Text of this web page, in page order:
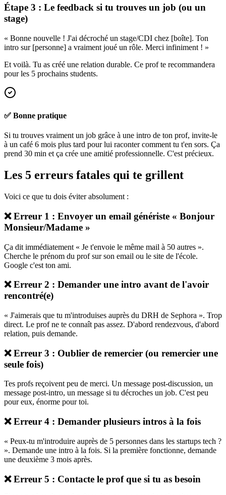
Étape 3 : Le feedback si tu trouves un job (ou un
stage)
« Bonne nouvelle ! J'ai décroché un stage/CDI chez [boîte]. Ton
intro sur [personne] a vraiment joué un rôle. Merci infiniment ! »
Et voilà. Tu as créé une relation durable. Ce prof te recommandera
pour les 5 prochains students.
✅ Bonne pratique
Si tu trouves vraiment un job grâce à une intro de ton prof, invite-le
à un café 6 mois plus tard pour lui raconter comment tu t'en sors. Ça
prend 30 min et ça crée une amitié professionnelle. C'est précieux.
Les 5 erreurs fatales qui te grillent
Voici ce que tu dois éviter absolument :
❌ Erreur 1 : Envoyer un email génériste « Bonjour
Monsieur/Madame »
Ça dit immédiatement « Je t'envoie le même mail à 50 autres ».
Cherche le prénom du prof sur son email ou le site de l'école.
Google c'est ton ami.
❌ Erreur 2 : Demander une intro avant de l'avoir
rencontré(e)
« J'aimerais que tu m'introduises auprès du DRH de Sephora ». Trop
direct. Le prof ne te connaît pas assez. D'abord rendezvous, d'abord
relation, puis demande.
❌ Erreur 3 : Oublier de remercier (ou remercier une
seule fois)
Tes profs reçoivent peu de merci. Un message post-discussion, un
message post-intro, un message si tu décroches un job. C'est peu
pour eux, énorme pour toi.
❌ Erreur 4 : Demander plusieurs intros à la fois
« Peux-tu m'introduire auprès de 5 personnes dans les startups tech ?
». Demande une intro à la fois. Si la première fonctionne, demande
une deuxième 3 mois après.
❌ Erreur 5 : Contacte le prof que si tu as besoin